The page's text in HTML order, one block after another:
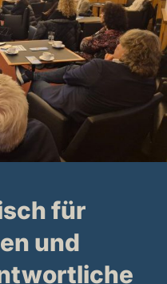
für
und